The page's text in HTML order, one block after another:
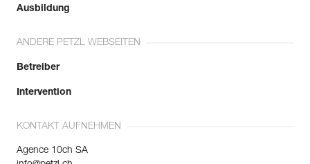
Ausbildung
ANDERE PETZL WEBSEITEN
Betreiber
Intervention
KONTAKT AUFNEHMEN
Agence 10ch SA